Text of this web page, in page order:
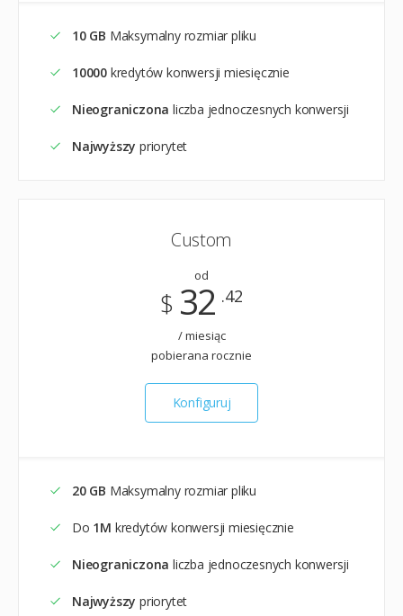
10 GB Maksymalny rozmiar pliku
10000 kredytów konwersji miesięcznie
Nieograniczona liczba jednoczesnych konwersji
Najwyższy priorytet
Custom
od
$ 32 .42
/ miesiąc
pobierana rocznie
Konfiguruj
20 GB Maksymalny rozmiar pliku
Do 1M kredytów konwersji miesięcznie
Nieograniczona liczba jednoczesnych konwersji
Najwyższy priorytet